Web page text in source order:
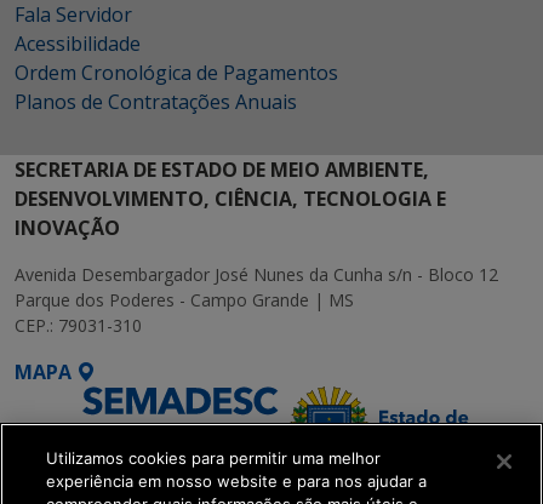
Fala Servidor
Acessibilidade
Ordem Cronológica de Pagamentos
Planos de Contratações Anuais
SECRETARIA DE ESTADO DE MEIO AMBIENTE,
DESENVOLVIMENTO, CIÊNCIA, TECNOLOGIA E
INOVAÇÃO
Avenida Desembargador José Nunes da Cunha s/n - Bloco 12
Parque dos Poderes - Campo Grande | MS
CEP.: 79031-310
MAPA
Utilizamos cookies para permitir uma melhor
experiência em nosso website e para nos ajudar a